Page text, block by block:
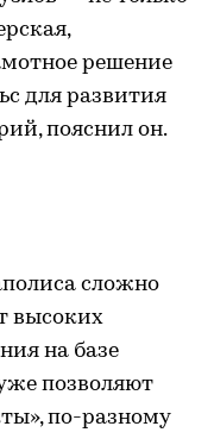
решение
для развития
пояснил он.
сложно
высоких
на базе
позволяют
по-разному